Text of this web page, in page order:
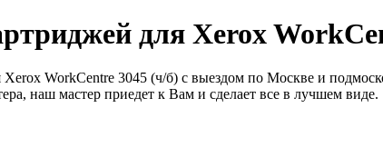
для Xerox
Xerox WorkCentre 3045 (ч/б) с выездом по Москве и
наш мастер приедет к Вам и сделает все в лучшем виде.